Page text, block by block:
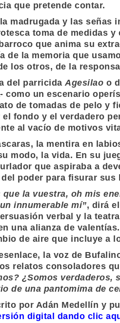
que pretende contar.
madrugada y las señas
toma de medidas
que anima su
de la memoria que
los otros, de la
del parricidaAgesilao o
como un escenario
de tomadas de pelo y
fondo y el verdadero
al vacío de motivos
la mentira en
modo, la vida. En su
que aspiraba a
poder para fisurar
que la vuestra, oh mis
innumerable mí”, dirá
verbal y la
una alianza de
de aire que incluye a
la voz de
relatos consoladores
¿Somos
de una pantomima de
por Adán Medellín y
digital dando clic